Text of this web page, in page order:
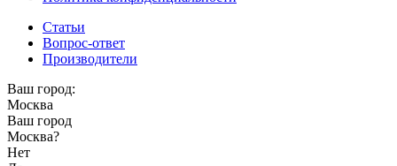
Статьи
Вопрос-ответ
Производители
Ваш город:
Москва
Ваш город
Москва?
Нет